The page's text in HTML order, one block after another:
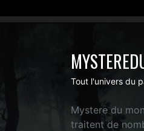
Tout l'univers du
Mystere du
traitent de